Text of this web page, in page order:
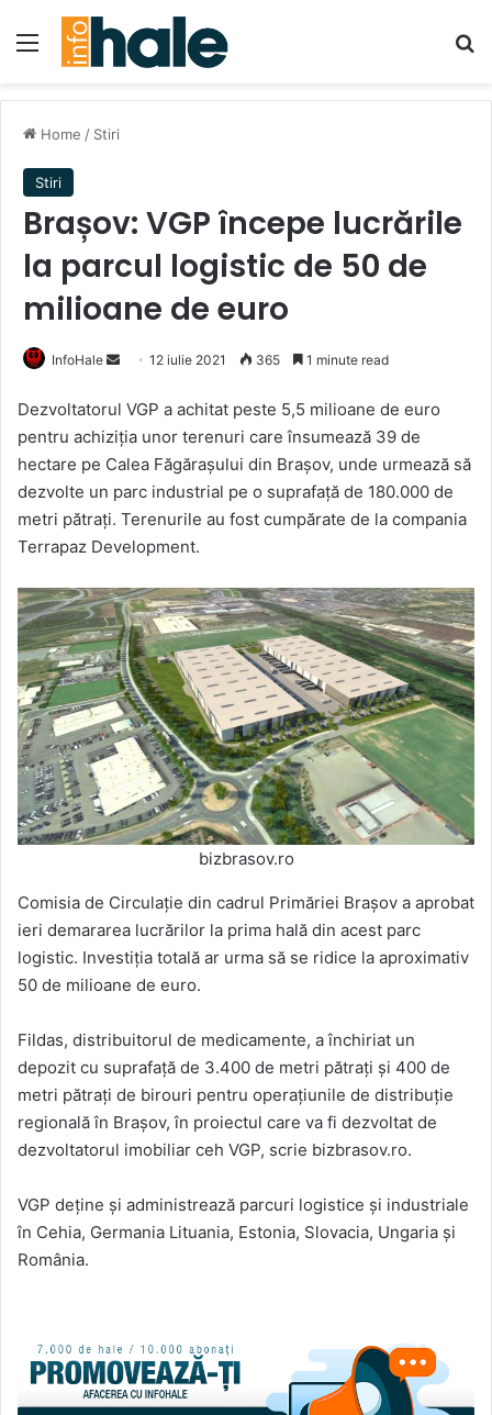
Menu
Home / Stiri
Stiri
Brașov: VGP începe lucrările
la parcul logistic de 50 de
milioane de euro
InfoHale
Send
email
12 iulie 2021 365 1 minute read
Dezvoltatorul VGP a achitat peste 5,5 milioane de euro
pentru achiziţia unor terenuri care însumează 39 de
hectare pe Calea Făgăraşului din Braşov, unde urmează să
dezvolte un parc industrial pe o suprafaţă de 180.000 de
metri pătraţi. Terenurile au fost cumpărate de la compania
Terrapaz Development.
bizbrasov.ro
Comisia de Circulație din cadrul Primăriei Brașov a aprobat
ieri demararea lucrărilor la prima hală din acest parc
logistic. Investiţia totală ar urma să se ridice la aproximativ
50 de milioane de euro.
Fildas, distribuitorul de medicamente, a închiriat un
depozit cu suprafaţă de 3.400 de metri pătraţi şi 400 de
metri pătraţi de birouri pentru operaţiunile de distribuţie
regională în Braşov, în proiectul care va fi dezvoltat de
dezvoltatorul imobiliar ceh VGP, scrie bizbrasov.ro.
VGP deţine şi administrează parcuri logistice şi industriale
în Cehia, Germania Lituania, Estonia, Slovacia, Ungaria şi
România.